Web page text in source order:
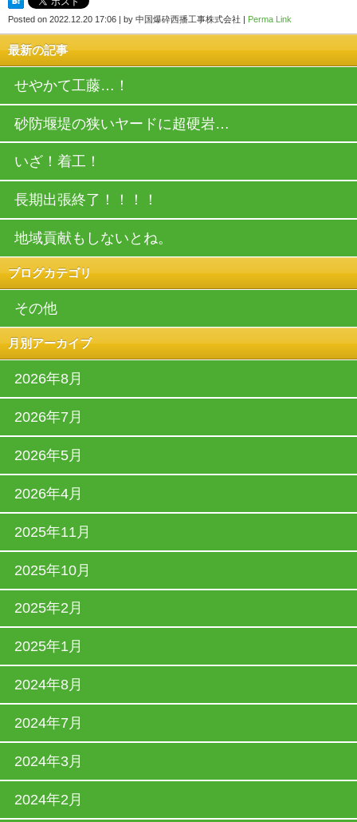
Posted on 2022.12.20 17:06 | by 中国爆砕西播工事株式会社 | Perma Link
最新の記事
せやかて工藤…！
砂防堰堤の狭いヤードに超硬岩…
いざ！着工！
長期出張終了！！！！
地域貢献もしないとね。
ブログカテゴリ
その他
月別アーカイブ
2026年8月
2026年7月
2026年5月
2026年4月
2025年11月
2025年10月
2025年2月
2025年1月
2024年8月
2024年7月
2024年3月
2024年2月